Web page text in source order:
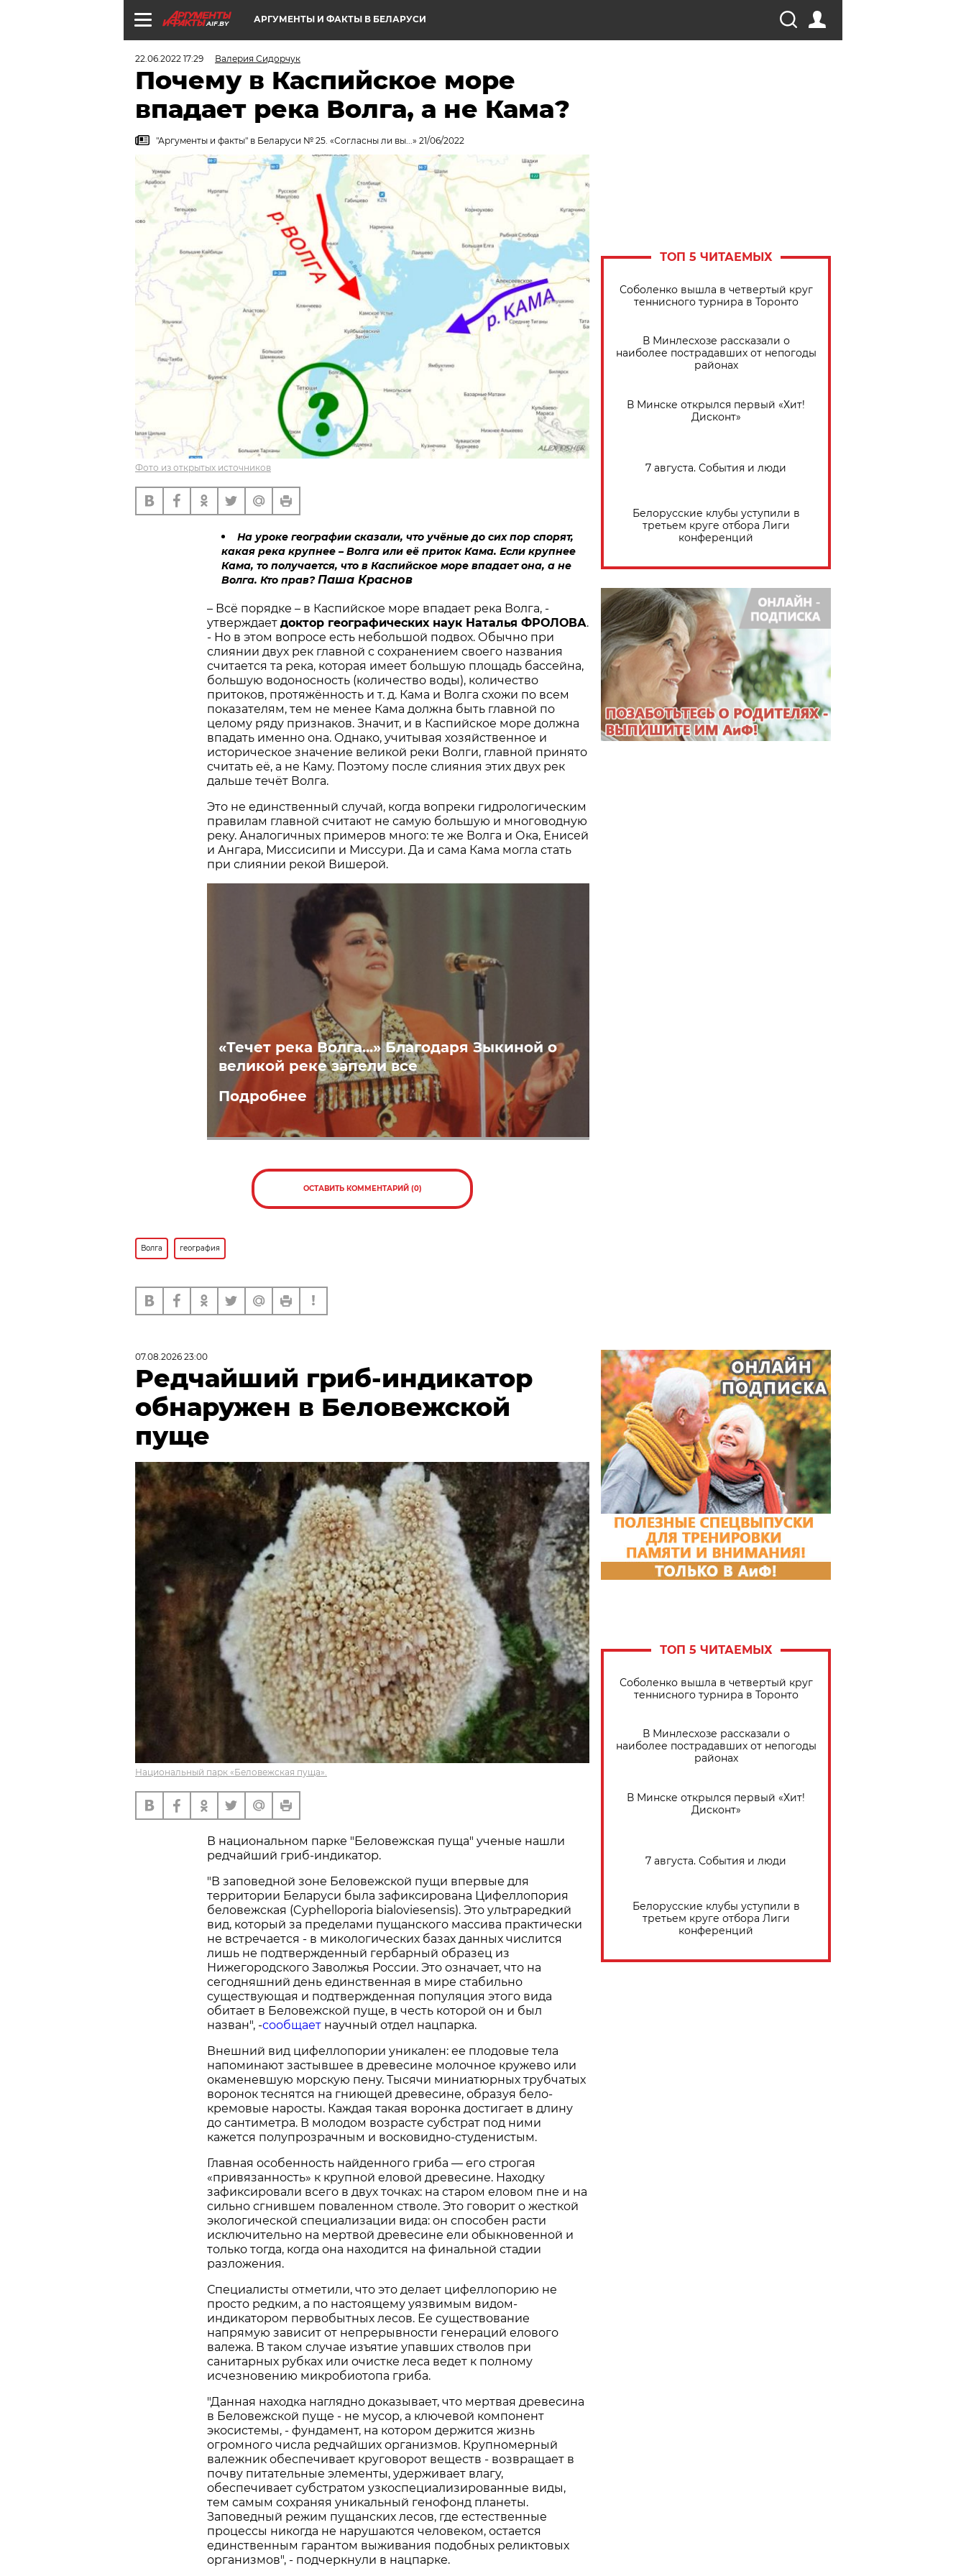
AIF.BY АРГУМЕНТЫ И ФАКТЫ В БЕЛАРУСИ
22.06.2022 17:29 Валерия Сидорчук
Почему в Каспийское море
впадает река Волга, а не Кама?
"Аргументы и факты" в Беларуси № 25. «Согласны ли вы...» 21/06/2022
Фото из открытых источников
На уроке географии сказали, что учёные до сих пор спорят,
какая река крупнее – Волга или её приток Кама. Если крупнее
Кама, то получается, что в Каспийское море впадает она, а не
Волга. Кто прав?Паша Краснов
– Всё порядке – в Каспийское море впадает река Волга, -
утверждает доктор географических наук Наталья ФРОЛОВА.
- Но в этом вопросе есть небольшой подвох. Обычно при
слиянии двух рек главной с сохранением своего названия
считается та река, которая имеет большую площадь бас­сейна,
большую водоносность (количество воды), количество
притоков, протяжённость и т. д. Кама и Волга схожи по всем
показателям, тем не менее Кама должна быть главной по
целому ряду признаков. Значит, и в Каспийское море должна
впадать именно она. Однако, учитывая хозяйственное и
историческое значение великой реки Волги, главной принято
считать её, а не Каму. Поэтому после слияния этих двух рек
дальше течёт Волга.
Это не единственный случай, когда вопреки гидрологическим
правилам главной считают не самую большую и многоводную
реку. Аналогичных примеров много: те же Волга и Ока, Енисей
и Ангара, Миссисипи и Миссури. Да и сама Кама могла стать
при слиянии рекой Вишерой.
«Течет река Волга...» Благодаря Зыкиной о
великой реке запели все
Подробнее
ОСТАВИТЬ КОММЕНТАРИЙ (0)
Волга география
ТОП 5 ЧИТАЕМЫХ
Соболенко вышла в четвертый круг
теннисного турнира в Торонто
В Минлесхозе рассказали о
наиболее пострадавших от непогоды
районах
В Минске открылся первый «Хит!
Дисконт»
7 августа. События и люди
Белорусские клубы уступили в
третьем круге отбора Лиги
конференций
07.08.2026 23:00
Редчайший гриб-индикатор
обнаружен в Беловежской
пуще
Национальный парк «Беловежская пуща».
В национальном парке "Беловежская пуща" ученые нашли
редчайший гриб-индикатор.
"В заповедной зоне Беловежской пущи впервые для
территории Беларуси была зафиксирована Цифеллопория
беловежская (Cyphelloporia bialoviesensis). Это ультраредкий
вид, который за пределами пущанского массива практически
не встречается - в микологических базах данных числится
лишь не подтвержденный гербарный образец из
Нижегородского Заволжья России. Это означает, что на
сегодняшний день единственная в мире стабильно
существующая и подтвержденная популяция этого вида
обитает в Беловежской пуще, в честь которой он и был
назван", -сообщает научный отдел нацпарка.
Внешний вид цифеллопории уникален: ее плодовые тела
напоминают застывшее в древесине молочное кружево или
окаменевшую морскую пену. Тысячи миниатюрных трубчатых
воронок теснятся на гниющей древесине, образуя бело-
кремовые наросты. Каждая такая воронка достигает в длину
до сантиметра. В молодом возрасте субстрат под ними
кажется полупрозрачным и восковидно-студенистым.
Главная особенность найденного гриба — его строгая
«привязанность» к крупной еловой древесине. Находку
зафиксировали всего в двух точках: на старом еловом пне и на
сильно сгнившем поваленном стволе. Это говорит о жесткой
экологической специализации вида: он способен расти
исключительно на мертвой древесине ели обыкновенной и
только тогда, когда она находится на финальной стадии
разложения.
Специалисты отметили, что это делает цифеллопорию не
просто редким, а по настоящему уязвимым видом-
индикатором первобытных лесов. Ее существование
напрямую зависит от непрерывности генераций елового
валежа. В таком случае изъятие упавших стволов при
санитарных рубках или очистке леса ведет к полному
исчезновению микробиотопа гриба.
"Данная находка наглядно доказывает, что мертвая древесина
в Беловежской пуще - не мусор, а ключевой компонент
экосистемы, - фундамент, на котором держится жизнь
огромного числа редчайших организмов. Крупномерный
валежник обеспечивает круговорот веществ - возвращает в
почву питательные элементы, удерживает влагу,
обеспечивает субстратом узкоспециализированные виды,
тем самым сохраняя уникальный генофонд планеты.
Заповедный режим пущанских лесов, где естественные
процессы никогда не нарушаются человеком, остается
единственным гарантом выживания подобных реликтовых
организмов", - подчеркнули в нацпарке.
ТОП 5 ЧИТАЕМЫХ
Соболенко вышла в четвертый круг
теннисного турнира в Торонто
В Минлесхозе рассказали о
наиболее пострадавших от непогоды
районах
В Минске открылся первый «Хит!
Дисконт»
7 августа. События и люди
Белорусские клубы уступили в
третьем круге отбора Лиги
конференций